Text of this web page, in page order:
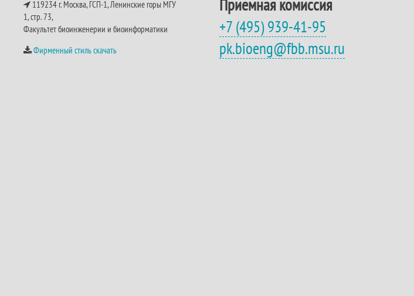
119234 г. Москва, ГСП-1, Ленинские горы МГУ
1, стр. 73,
Факультет биоинженерии и биоинформатики
Фирменный стиль скачать
Приемная комиссия
+7 (495) 939-41-95
pk.bioeng@fbb.msu.ru